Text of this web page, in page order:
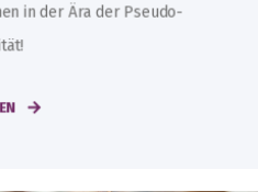
in der Ära der Pseudo-